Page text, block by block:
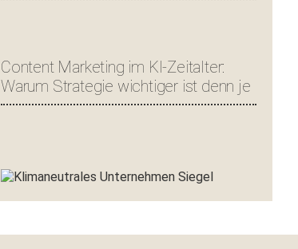
Content Marketing im KI-Zeitalter:
Warum Strategie wichtiger ist denn je